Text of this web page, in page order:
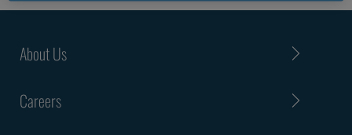
About Us
Careers